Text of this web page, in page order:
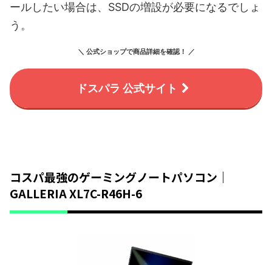
ールしたい場合は、SSDの増設が必要になるでしょ
う。
＼ 公式ショップで商品詳細を確認！ ／
ドスパラ 公式サイト
コスパ最強のゲーミングノートパソコン｜
GALLERIA XL7C-R46H-6